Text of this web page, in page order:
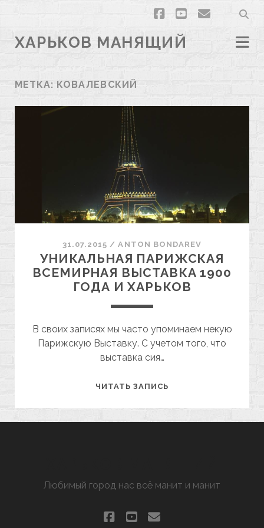
facebook
youtubeemail
ХАРЬКОВ МАНЯЩИЙ
МЕТКА: КОВАЛЕВСКИЙ
31.07.2015 /ANTON BONDAREV
УНИКАЛЬНАЯ ПАРИЖСКАЯ
ВСЕМИРНАЯ ВЫСТАВКА 1900
ГОДА И ХАРЬКОВ
В своих записях мы часто упоминаем некую
Парижскую Выставку. С учетом того, что
выставка сия…
ЧИТАТЬ ЗАПИСЬ
ХАРЬКОВ
Любимый город нас всё манит и манит
facebook
youtube
email